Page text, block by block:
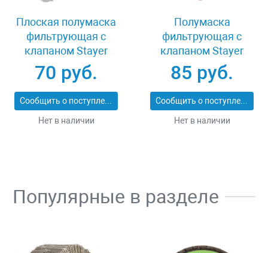
Плоская полумаска
фильтрующая с
клапаном Stayer
11113_z01
70 руб.
Сообщить о поступлении
Нет в наличии
Полумаска
фильтрующая с
клапаном Stayer
MASTER 11116
85 руб.
Сообщить о поступлении
Нет в наличии
Популярные в разделе